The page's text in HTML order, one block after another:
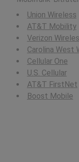
Union Wireless
AT&T Mobility
Verizon
Carolina West
Cellular One
U.S. Cellular
AT&T FirstNet
Boost Mobile